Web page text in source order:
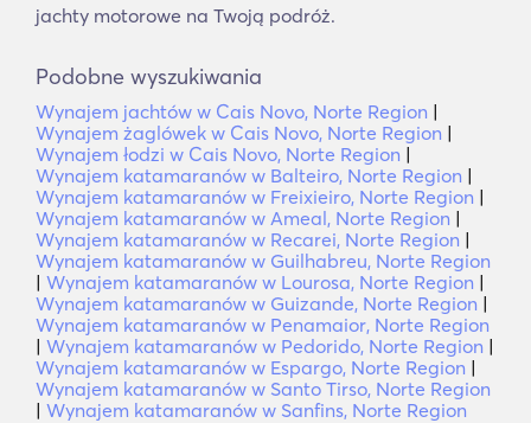
jachty motorowe na Twoją podróż.
Podobne wyszukiwania
Wynajem jachtów w Cais Novo, Norte Region |
Wynajem żaglówek w Cais Novo, Norte Region |
Wynajem łodzi w Cais Novo, Norte Region |
Wynajem katamaranów w Balteiro, Norte Region |
Wynajem katamaranów w Freixieiro, Norte Region |
Wynajem katamaranów w Ameal, Norte Region |
Wynajem katamaranów w Recarei, Norte Region |
Wynajem katamaranów w Guilhabreu, Norte Region
| Wynajem katamaranów w Lourosa, Norte Region |
Wynajem katamaranów w Guizande, Norte Region |
Wynajem katamaranów w Penamaior, Norte Region
| Wynajem katamaranów w Pedorido, Norte Region |
Wynajem katamaranów w Espargo, Norte Region |
Wynajem katamaranów w Santo Tirso, Norte Region
| Wynajem katamaranów w Sanfins, Norte Region